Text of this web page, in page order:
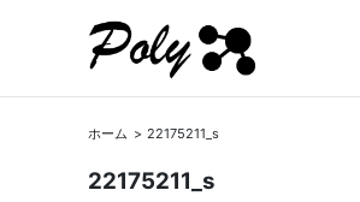
ホーム 22175211_s
22175211_s